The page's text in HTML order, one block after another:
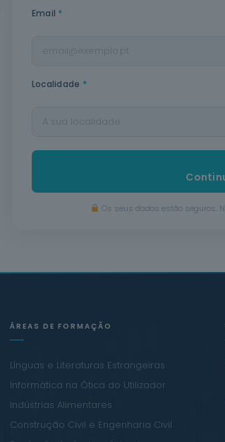
Email *
Localidade *
Os seus dados estão seguros.
ÁREAS DE FORMAÇÃO
Línguas e Literaturas Estrangeiras
Informática na Ótica do Utilizador
Indústrias Alimentares
Construção Civil e Engenharia Civil